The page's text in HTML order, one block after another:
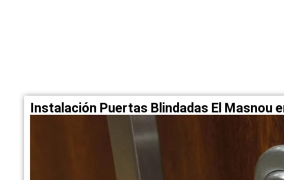
Instalación Puertas Blindadas El Masnou